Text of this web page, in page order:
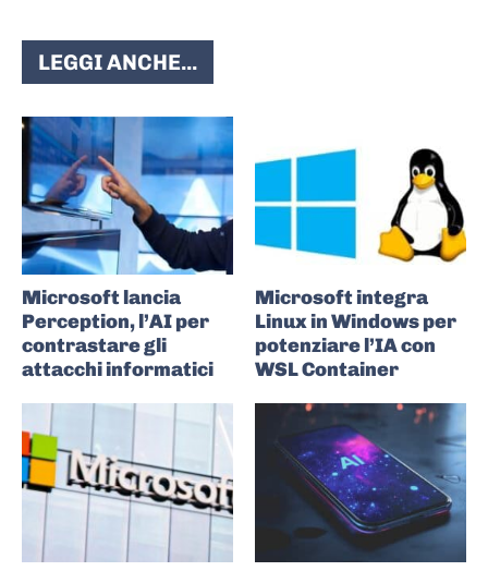
LEGGI ANCHE...
Microsoft lancia
Perception, l’AI per
contrastare gli
attacchi informatici
Microsoft integra
Linux in Windows per
potenziare l’IA con
WSL Container